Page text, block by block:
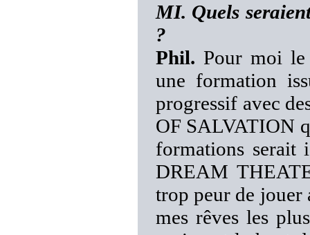
MI. Quels
?
Phil. Pour moi
une formation
progressif avec
OF SALVATION
formations serait
DREAM
trop peur de jouer
mes rêves les